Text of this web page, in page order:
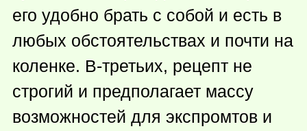
его удобно брать с собой и есть в
любых обстоятельствах и почти на
коленке. В-третьих, рецепт не
строгий и предполагает массу
возможностей для экспромтов и